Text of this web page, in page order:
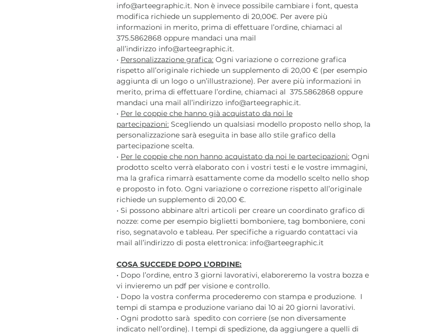
info@arteegraphic.it. Non è invece possibile cambiare i font, questa
modifica richiede un supplemento di 20,00€. Per avere più
informazioni in merito, prima di effettuare l’ordine, chiamaci al
375.5862868 oppure mandaci una mail
all’indirizzo info@arteegraphic.it.
• Personalizzazione grafica: Ogni variazione o correzione grafica
rispetto all’originale richiede un supplemento di 20,00 € (per esempio
aggiunta di un logo o un’illustrazione). Per avere più informazioni in
merito, prima di effettuare l’ordine, chiamaci al 375.5862868 oppure
mandaci una mail all’indirizzo info@arteegraphic.it.
• Per le coppie che hanno già acquistato da noi le
partecipazioni: Scegliendo un qualsiasi modello proposto nello shop, la
personalizzazione sarà eseguita in base allo stile grafico della
partecipazione scelta.
• Per le coppie che non hanno acquistato da noi le partecipazioni: Ogni
prodotto scelto verrà elaborato con i vostri testi e le vostre immagini,
ma la grafica rimarrà esattamente come da modello scelto nello shop
e proposto in foto. Ogni variazione o correzione rispetto all’originale
richiede un supplemento di 20,00 €.
• Si possono abbinare altri articoli per creare un coordinato grafico di
nozze: come per esempio biglietti bomboniere, tag bomboniere, coni
riso, segnatavolo e tableau. Per specifiche a riguardo contattaci via
mail all’indirizzo di posta elettronica: info@arteegraphic.it
COSA SUCCEDE DOPO L’ORDINE:
• Dopo l’ordine, entro 3 giorni lavorativi, elaboreremo la vostra bozza e
vi invieremo un pdf per visione e controllo.
• Dopo la vostra conferma procederemo con stampa e produzione. I
tempi di stampa e produzione variano dai 10 ai 20 giorni lavorativi.
• Ogni prodotto sarà spedito con corriere (se non diversamente
indicato nell’ordine). I tempi di spedizione, da aggiungere a quelli di